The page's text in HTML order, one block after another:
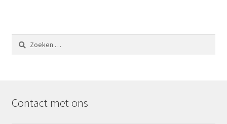
Speciale aanbieding
Zoeken
naar:
Contact met ons